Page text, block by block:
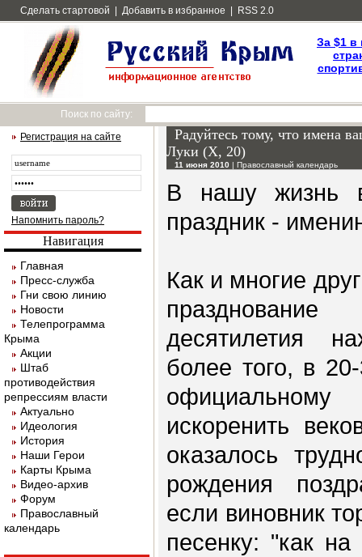
Сделать стартовой Добавить в избранное RSS 2.0
За $1 в
Поиск по сайту:
Регистрация на сайте
Напомнить пароль?
Навигация
Главная
Пресс-служба
Гни свою линию
Новости
Телепрограмма
Крыма
Акции
Штаб
противодействия
репрессиям власти
Актуально
Идеология
История
Наши Герои
Карты Крыма
Видео-архив
Форум
Православный
календарь
Радуйтесь тому, что имена
Луки (X, 20)
11 июня 2010 | Православный календарь
В нашу жизнь
праздник -
Как и многие
десятилетия
более того, в
искоренить
оказалось
рождения
если виновник
песенку: "как